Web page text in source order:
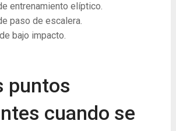
entrenamiento elíptico.
paso de escalera.
bajo impacto.
puntos
cuando se